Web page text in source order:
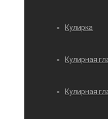
Кулирка
Кулирная
Кулирная